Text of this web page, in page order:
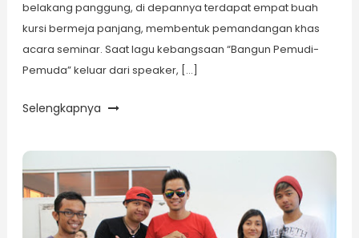
belakang panggung, di depannya terdapat empat buah
kursi bermeja panjang, membentuk pemandangan khas
acara seminar. Saat lagu kebangsaan “Bangun Pemudi-
Pemuda” keluar dari speaker, […]
Selengkapnya